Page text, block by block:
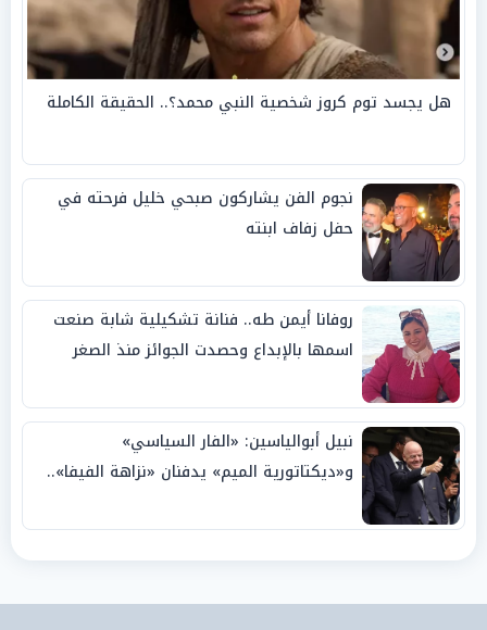
هل يجسد توم كروز شخصية النبي محمد؟.. الحقيقة الكاملة
نجوم الفن يشاركون صبحي خليل فرحته في
حفل زفاف ابنته
روفانا أيمن طه.. فنانة تشكيلية شابة صنعت
اسمها بالإبداع وحصدت الجوائز منذ الصغر
نبيل أبوالياسين: «الفار السياسي»
و«ديكتاتورية الميم» يدفنان «نزاهة الفيفا»..